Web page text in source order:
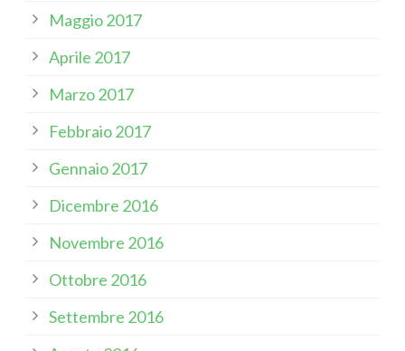
Maggio 2017
Aprile 2017
Marzo 2017
Febbraio 2017
Gennaio 2017
Dicembre 2016
Novembre 2016
Ottobre 2016
Settembre 2016